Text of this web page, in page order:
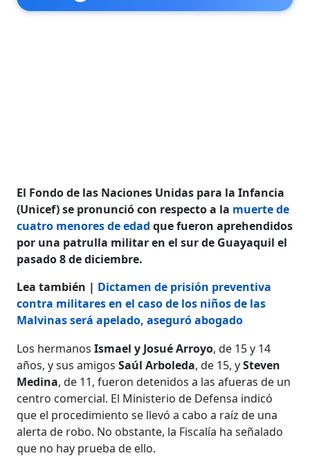
El Fondo de las Naciones Unidas para la Infancia
(Unicef)​ se pronunció con respecto a la muerte de
cuatro menores de edad que fueron aprehendidos
por una patrulla militar en el sur de Guayaquil el
pasado 8 de diciembre.
Lea también | Dictamen de prisión preventiva
contra militares en el caso de los niños de las
Malvinas será apelado, aseguró abogado
Los hermanos Ismael y Josué Arroyo, de 15 y 14
años, y sus amigosSaúl Arboleda, de 15, ySteven
Medina, de 11, fueron detenidos a las afueras de un
centro comercial. El Ministerio de Defensa indicó
que el procedimiento se llevó a cabo a raíz de una
alerta de robo. No obstante, la Fiscalía ha señalado
que no hay prueba de ello.